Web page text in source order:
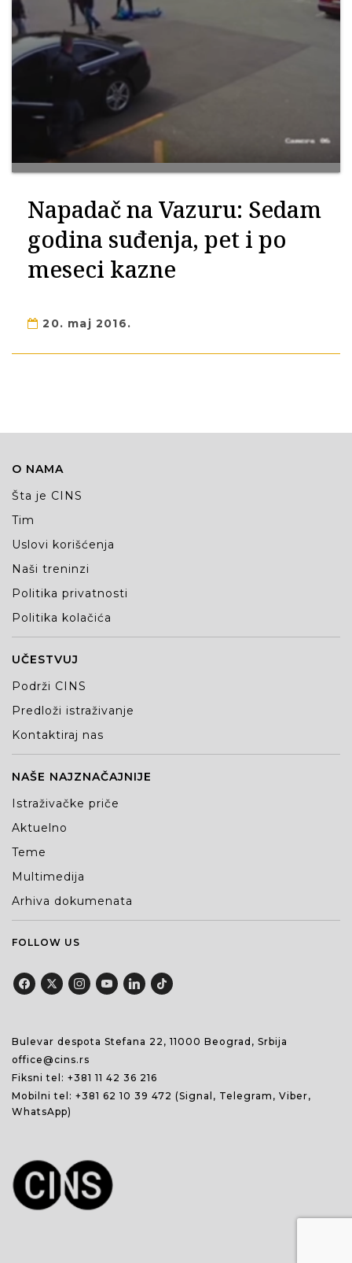
Napadač na Vazuru: Sedam
godina suđenja, pet i po
meseci kazne
20. maj 2016.
O NAMA
Šta je CINS
Tim
Uslovi korišćenja
Naši treninzi
Politika privatnosti
Politika kolačića
UČESTVUJ
Podrži CINS
Predloži istraživanje
Kontaktiraj nas
NAŠE NAJZNAČAJNIJE
Istraživačke priče
Aktuelno
Teme
Multimedija
Arhiva dokumenata
FOLLOW US
Bulevar despota Stefana 22, 11000 Beograd, Srbija
office@cins.rs
Fiksni tel: +381 11 42 36 216
Mobilni tel: +381 62 10 39 472 (Signal, Telegram, Viber,
WhatsApp)